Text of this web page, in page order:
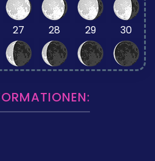
27 28 29 30